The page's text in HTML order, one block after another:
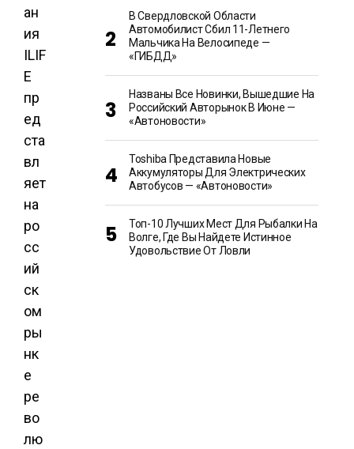
ан
ия
ILIF
E
пр
ед
ста
вл
яет
на
ро
сс
ий
ск
ом
ры
нк
е
ре
во
лю
В Свердловской Области
Автомобилист Сбил 11-Летнего
Мальчика На Велосипеде —
«ГИБДД»
Названы Все Новинки, Вышедшие На
Российский Авторынок В Июне —
«Автоновости»
Toshiba Представила Новые
Аккумуляторы Для Электрических
Автобусов — «Автоновости»
Топ-10 Лучших Мест Для Рыбалки На
Волге, Где Вы Найдете Истинное
Удовольствие От Ловли